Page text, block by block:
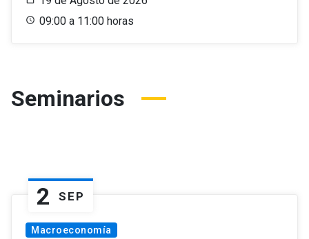
09:00 a 11:00 horas
Seminarios
2 SEP
Macroeconomía